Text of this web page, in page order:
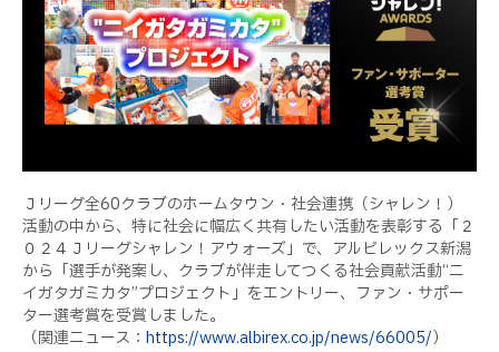
Ｊリーグ全60クラブのホームタウン・社会連携（シャレン！）
活動の中から、特に社会に幅広く共有したい活動を表彰する「２
０２４Ｊリーグシャレン！アウォーズ」で、アルビレックス新潟
から「選手が発案し、クラブが伴走してつくる社会貢献活動“ニ
イガタガミカタ”プロジェクト」をエントリー、ファン・サポー
ター選考賞を受賞しました。
（関連ニュース： https://www.albirex.co.jp/news/66005/）